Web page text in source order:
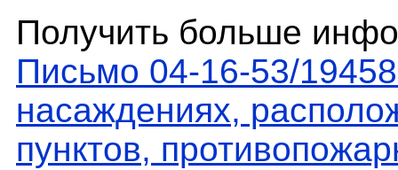
Получить больше
Письмо 04-16-53/
насаждениях,
пунктов,